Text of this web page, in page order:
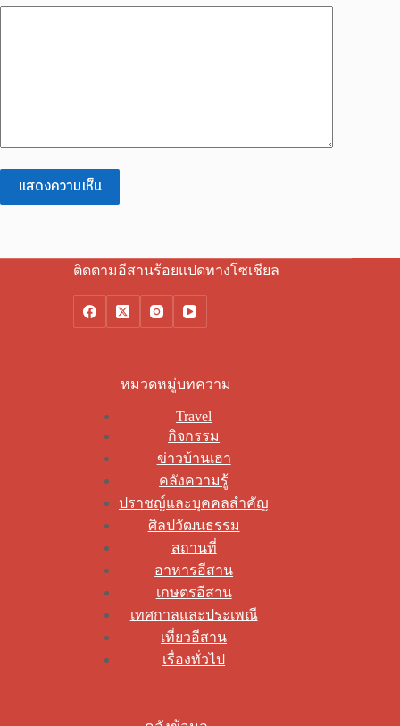
แสดงความเห็น
ติดตามอีสานร้อยแปดทางโซเชียล
หมวดหมู่บทความ
Travel
กิจกรรม
ข่าวบ้านเฮา
คลังความรู้
ปราชญ์และบุคคลสำคัญ
ศิลปวัฒนธรรม
สถานที่
อาหารอีสาน
เกษตรอีสาน
เทศกาลและประเพณี
เที่ยวอีสาน
เรื่องทั่วไป